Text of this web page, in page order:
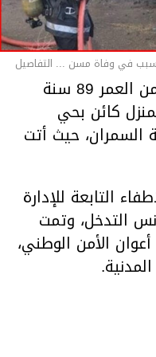
في وفاة مسن ... التفاصيل
توفي يوم أمس مسن يبلغ من العمر 89 سنة
كائن بحي
السمران، حيث أتت
التابعة للإدارة
التدخل، وتمت
الأمن الوطني،